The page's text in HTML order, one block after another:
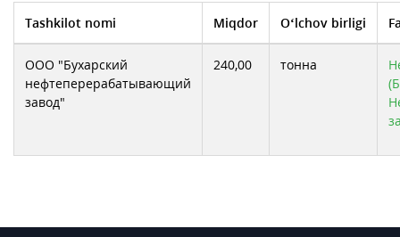
Tashkilot nomi Miqdor O‘lchov birligi
ООО "Бухарский
нефтеперерабатывающий
завод"
240,00 тонна